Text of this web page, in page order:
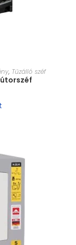
, Tűzálló széf